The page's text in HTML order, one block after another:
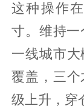
这种操作
寸。维持一
一线城市
覆盖，三
级上升，穿